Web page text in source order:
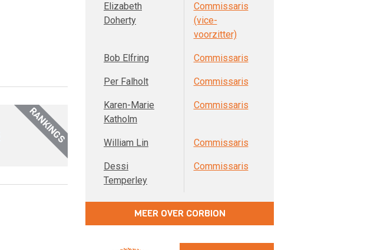
RANKINGS
Elizabeth
Doherty
Commissaris
(vice-
voorzitter)
Bob Elfring Commissaris
Per Falholt Commissaris
Karen-Marie
Katholm
Commissaris
William Lin Commissaris
Dessi
Temperley
Commissaris
MEER OVER CORBION